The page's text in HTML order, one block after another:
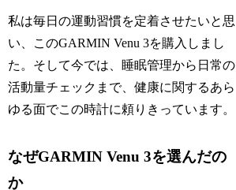
私は毎日の運動習慣を定着させたいと思
い、このGARMIN Venu 3を購入しまし
た。そして今では、睡眠管理から日常の
活動量チェックまで、健康に関するあら
ゆる面でこの時計に頼りきっています。
なぜGARMIN Venu 3を選んだの
か